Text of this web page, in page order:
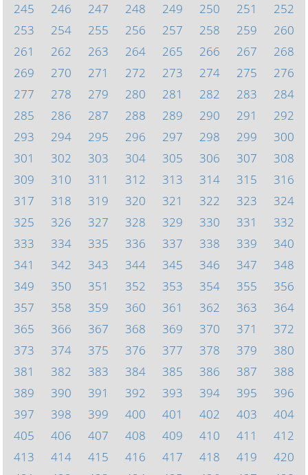
245
246 247 248 249 250 251
252
253
254 255 256 257 258 259
260
261
262 263 264 265 266 267
268
269
270 271 272 273 274 275
276
277
278 279 280 281 282 283
284
285
286 287 288 289 290 291
292
293
294 295 296 297 298 299
300
301
302 303 304 305 306 307
308
309
310 311 312 313 314 315
316
317
318 319 320 321 322 323
324
325
326 327 328 329 330 331
332
333
334 335 336 337 338 339
340
341
342 343 344 345 346 347
348
349
350 351 352 353 354 355
356
357
358 359 360 361 362 363
364
365
366 367 368 369 370 371
372
373
374 375 376 377 378 379
380
381
382 383 384 385 386 387
388
389
390 391 392 393 394 395
396
397
398 399 400 401 402 403
404
405
406 407 408 409 410 411
412
413
414 415 416 417 418 419
420